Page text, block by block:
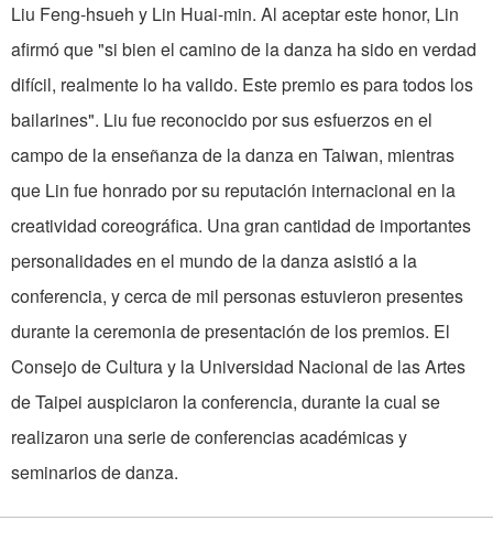
Liu Feng-hsueh y Lin Huai-min. Al aceptar este honor, Lin
afirmó que "si bien el camino de la danza ha sido en verdad
difícil, realmente lo ha valido. Este premio es para todos los
bailarines". Liu fue reconocido por sus esfuerzos en el
campo de la enseñanza de la danza en Taiwan, mientras
que Lin fue honrado por su reputación internacional en la
creatividad coreográfica. Una gran cantidad de importantes
personalidades en el mundo de la danza asistió a la
conferencia, y cerca de mil personas estuvieron presentes
durante la ceremonia de presentación de los premios. El
Consejo de Cultura y la Universidad Nacional de las Artes
de Taipei auspiciaron la conferencia, durante la cual se
realizaron una serie de conferencias académicas y
seminarios de danza.